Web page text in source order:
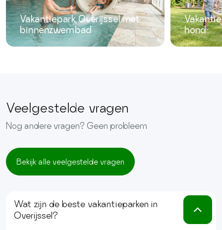
Vakantiepark Overijssel met
binnenzwembad
hond
Veelgestelde vragen
Nog andere vragen? Geen probleem
Bekijk alle veelgestelde vragen
Wat zijn de beste vakantieparken in
Overijssel?